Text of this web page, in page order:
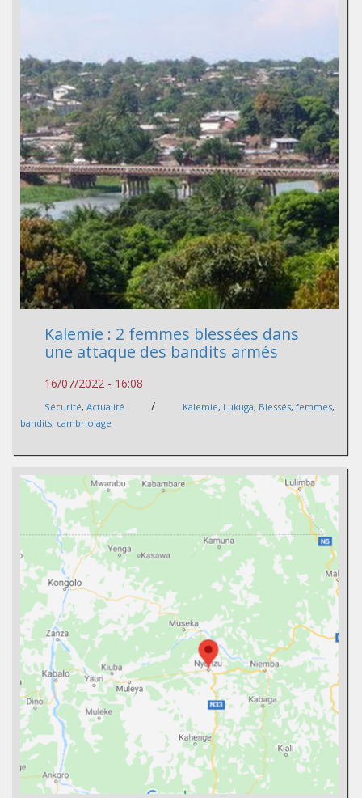
Kalemie : 2 femmes blessées dans
une attaque des bandits armés
16/07/2022 - 16:08
Sécurité, Actualité / Kalemie, Lukuga, Blessés, femmes,
bandits, cambriolage